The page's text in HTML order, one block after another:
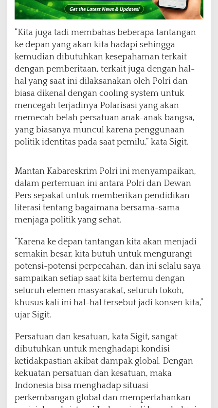
“Kita juga tadi membahas beberapa tantangan
ke depan yang akan kita hadapi sehingga
kemudian dibutuhkan kesepahaman terkait
dengan pemberitaan, terkait juga dengan hal-
hal yang saat ini dilaksanakan oleh Polri dan
biasa dikenal dengan cooling system untuk
mencegah terjadinya Polarisasi yang akan
memecah belah persatuan anak-anak bangsa,
yang biasanya muncul karena penggunaan
politik identitas pada saat pemilu,” kata Sigit.
Mantan Kabareskrim Polri ini menyampaikan,
dalam pertemuan ini antara Polri dan Dewan
Pers sepakat untuk memberikan pendidikan
literasi tentang bagaimana bersama-sama
menjaga politik yang sehat.
“Karena ke depan tantangan kita akan menjadi
semakin besar, kita butuh untuk mengurangi
potensi-potensi perpecahan, dan ini selalu saya
sampaikan setiap saat kita bertemu dengan
seluruh elemen masyarakat, seluruh tokoh,
khusus kali ini hal-hal tersebut jadi konsen kita,”
ujar Sigit.
Persatuan dan kesatuan, kata Sigit, sangat
dibutuhkan untuk menghadapi kondisi
ketidakpastian akibat dampak global. Dengan
kekuatan persatuan dan kesatuan, maka
Indonesia bisa menghadap situasi
perkembangan global dan mempertahankan